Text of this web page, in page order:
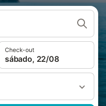
Check-out
sábado, 22/08